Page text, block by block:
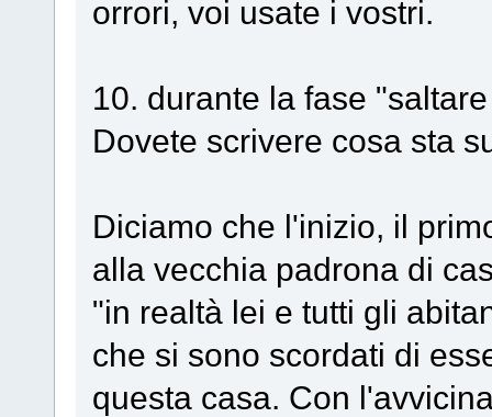
orrori, voi usate i vostri.
10. durante la fase
Dovete scrivere cosa sta
Diciamo che l'inizio, il
alla vecchia padrona di
"in realtà lei e tutti gli
che si sono scordati di
questa casa. Con